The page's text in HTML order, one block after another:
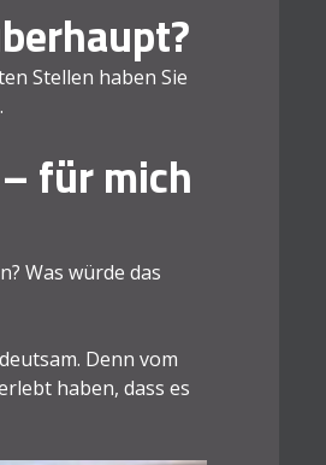
Stellen haben Sie
für mich
Was würde das
Denn vom
haben, dass es